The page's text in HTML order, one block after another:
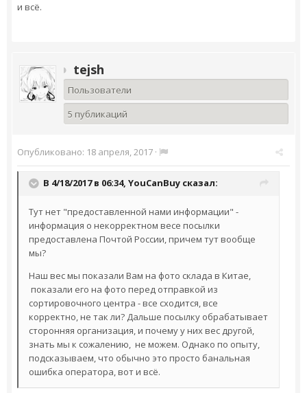
и всё.
tejsh
Пользователи
5 публикаций
Опубликовано: 18 апреля, 2017 ·
В 4/18/2017 в 06:34, YouCanBuy сказал:
Тут нет "предоставленной нами информации" -
информация о некорректном весе посылки
предоставлена Почтой России, причем тут вообще
мы?
Наш вес мы показали Вам на фото склада в Китае,
показали его на фото перед отправкой из
сортировочного центра - все сходится, все
корректно, не так ли? Дальше посылку обрабатывает
сторонняя организация, и почему у них вес другой,
знать мы к сожалению, не можем. Однако по опыту,
подсказываем, что обычно это просто банальная
ошибка оператора, вот и всё.